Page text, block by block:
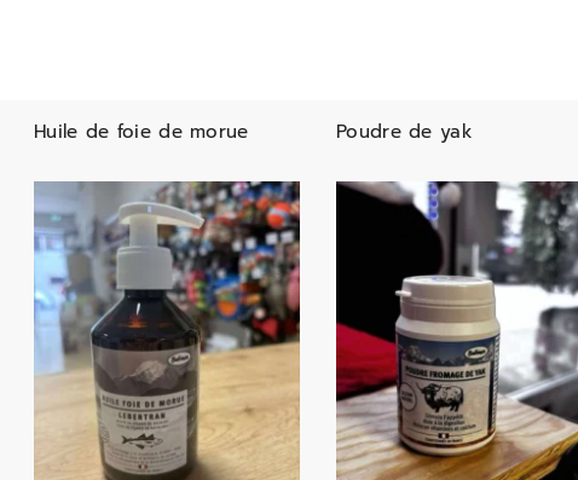
Huile de foie de morue Poudre de yak